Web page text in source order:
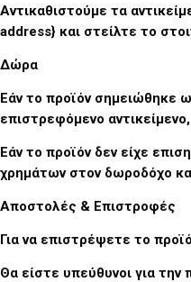
Αντικαθιστούμε τα
address} και στείλτε το
Δώρα
Εάν το προϊόν σημειώθηκε
επιστρεφόμενο
Εάν το προϊόν δεν είχε
χρημάτων στον δωροδόχο
Αποστολές & Επιστροφές
Για να επιστρέψετε το
Θα είστε υπεύθυνοι για